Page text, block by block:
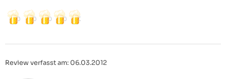
Review verfasst am: 06.03.2012